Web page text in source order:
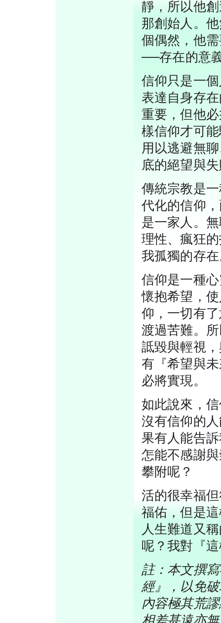
靜，所以他
那創始人。
個偶然，他
──存在的意
信仰只是一
表達自身存
重要，但他
樣信仰才可
用以逃避無
底的絕望與
傳統宗教是
代化的信仰
是一家人。
理性、瘋狂
我孤獨的存
信仰是一種
懷抱希望，
仰，一切有
渡過苦難。
詆毀與輕視
有『希望與
必將實現。
如此說來，
沒有信仰的
果有人能告
怎能不感謝
攀附呢？
活的很幸福
福佑，但是
人生難道又
呢？我對『
註：本文撰
經』，以免
內容極其荒